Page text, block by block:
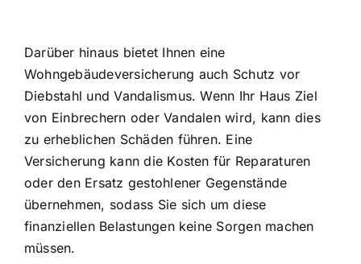
Darüber hinaus bietet Ihnen eine
Wohngebäudeversicherung auch Schutz vor
Diebstahl und Vandalismus. Wenn Ihr Haus Ziel
von Einbrechern oder Vandalen wird, kann dies
zu erheblichen Schäden führen. Eine
Versicherung kann die Kosten für Reparaturen
oder den Ersatz gestohlener Gegenstände
übernehmen, sodass Sie sich um diese
finanziellen Belastungen keine Sorgen machen
müssen.